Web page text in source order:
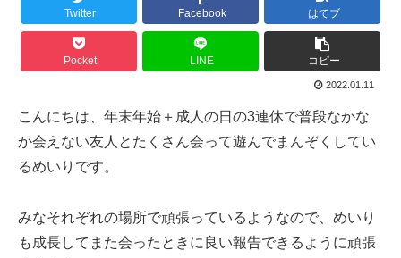
Twitter Facebook はてブ
Pocket LINE コピー
2022.01.11
こんにちは、年末年始＋成人の日の3連休で普段なかな
か会えない友人とたくさん会って遊んでまんぞくしてい
るめいりです。
みなそれぞれの場所で頑張っているようなので、めいり
も成長してまた会ったときに良い報告できるように頑張